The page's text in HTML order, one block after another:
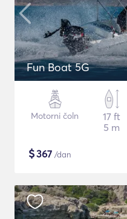
Fun Boat 5G
Motorni čoln
17 ft
5 m
$367 /dan